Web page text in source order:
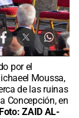
por el
Moussa,
de las ruinas
Concepción, en
Foto:ZAID AL-